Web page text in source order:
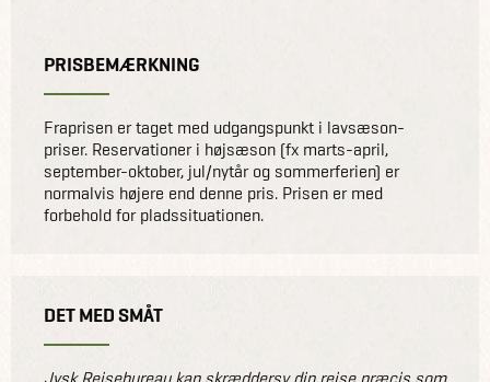
PRISBEMÆRKNING
Fraprisen er taget med udgangspunkt i lavsæson-
priser. Reservationer i højsæson (fx marts-april,
september-oktober, jul/nytår og sommerferien) er
normalvis højere end denne pris. Prisen er med
forbehold for pladssituationen.
DET MED SMÅT